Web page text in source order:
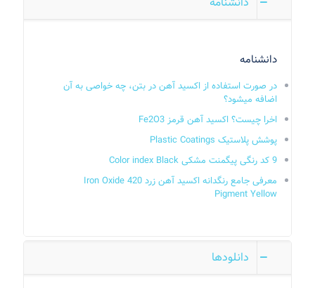
دانشنامه
در صورت استفاده از اکسید آهن در بتن، چه خواصی به آن
اضافه میشود؟
اخرا چیست؟ اکسید آهن قرمز Fe2O3
پوشش‌ پلاستیک Plastic Coatings
9 کد رنگی پیگمنت مشکی Color index Black
معرفی جامع رنگدانه اکسید آهن زرد 420 Iron Oxide
Pigment Yellow
دانلودها